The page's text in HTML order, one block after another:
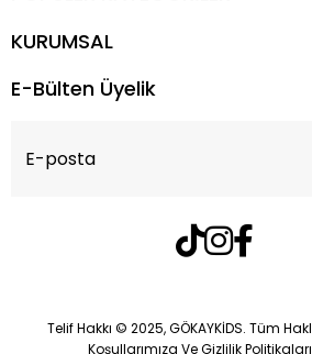
KURUMSAL
E-Bülten Üyelik
Telif Hakkı © 2025, GÖKAYKİDS. Tüm
Koşullarımıza Ve Gizlilik